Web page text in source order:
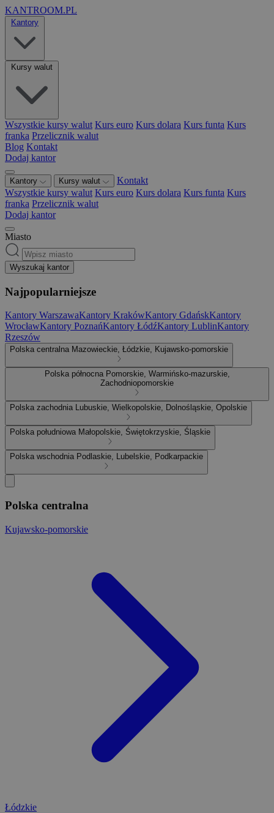
KANTROOM.PL
Kantory
Kursy walut
Wszystkie kursy walut Kurs euro Kurs dolara Kurs funta Kurs
franka Przelicznik walut
Blog Kontakt
Dodaj kantor
Kantory Kursy walut
Kontakt
Wszystkie kursy walut Kurs euro Kurs dolara Kurs funta Kurs
franka Przelicznik walut
Dodaj kantor
Miasto
Wyszukaj kantor
Najpopularniejsze
Kantory WarszawaKantory KrakówKantory GdańskKantory
WrocławKantory PoznańKantory ŁódźKantory LublinKantory
Rzeszów
Polska centralna Mazowieckie, Łódzkie, Kujawsko-pomorskie
Polska północna Pomorskie, Warmińsko-mazurskie,
Zachodniopomorskie
Polska zachodnia Lubuskie, Wielkopolskie, Dolnośląskie, Opolskie
Polska południowa Małopolskie, Świętokrzyskie, Śląskie
Polska wschodnia Podlaskie, Lubelskie, Podkarpackie
Polska centralna
Kujawsko-pomorskie
Łódzkie